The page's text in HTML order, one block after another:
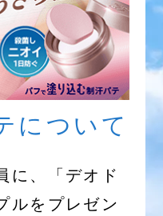
について
に、「デオド
ルをプレゼン